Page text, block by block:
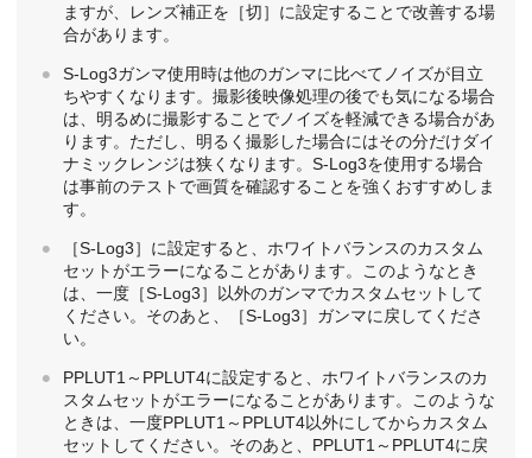
ますが、レンズ補正を ［切］ に設定することで改善する場
合があります。
S-Log3ガンマ使用時は他のガンマに比べてノイズが目立
ちやすくなります。撮影後映像処理の後でも気になる場合
は、明るめに撮影することでノイズを軽減できる場合があ
ります。ただし、明るく撮影した場合にはその分だけダイ
ナミックレンジは狭くなります。S-Log3を使用する場合
は事前のテストで画質を確認することを強くおすすめしま
す。
［S-Log3］ に設定すると、ホワイトバランスのカスタム
セットがエラーになることがあります。このようなとき
は、一度［S-Log3］
以外のガンマでカスタムセットして
ください。そのあと、
［S-Log3］ ガンマに戻してくださ
い。
PPLUT1～PPLUT4に設定すると、ホワイトバランスのカ
スタムセットがエラーになることがあります。このような
ときは、一度PPLUT1～PPLUT4以外にしてからカスタム
セットしてください。そのあと、PPLUT1～PPLUT4に戻